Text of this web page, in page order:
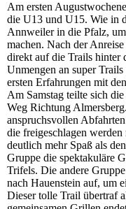
Am ersten
die U13 und U15. Wie in
Annweiler in die Pfalz,
machen. Nach der
direkt auf die Trails hinter
Unmengen an super
ersten Erfahrungen mit
Am Samstag teilte sich
Weg Richtung
anspruchsvollen
die freigeschlagen
deutlich mehr Spaß als
Gruppe die spektakuläre
Trifels. Die andere
nach Hauenstein auf, um
Dieser tolle Trail übertraf